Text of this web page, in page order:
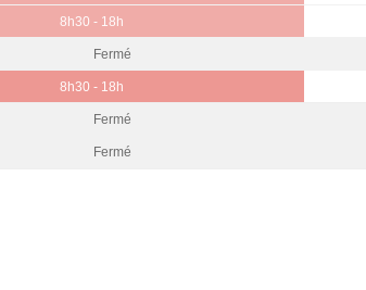
8h30 - 18h
Fermé
8h30 - 18h
Fermé
Fermé